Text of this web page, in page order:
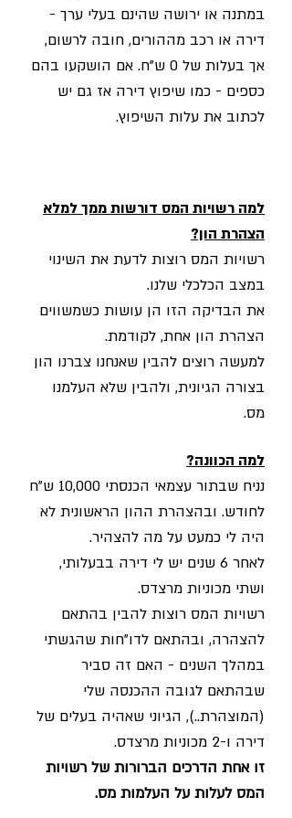
במתנה או ירושה שהינם בעלי ערך -
דירה או רכב מההורים, חובה לרשום,
אך בעלות של 0 ש"ח. אם הושקעו בהם
כספים - כמו שיפוץ דירה אז גם יש
לכתוב את עלות השיפוץ.
למה רשויות המס דורשות ממך למלא
הצהרת הון?
רשויות המס רוצות לדעת את השינוי
במצב הכלכלי שלנו.
את הבדיקה הזו הן עושות כשמשווים
הצהרת הון אחת, לקודמת.
למעשה רוצים להבין שאנחנו צברנו הון
בצורה הגיונית, ולהבין שלא העלמנו
מס.
למה הכוונה?
נניח שבתור עצמאי הכנסתי 10,000 ש"ח
לחודש. ובהצהרת ההון הראשונית לא
היה לי כמעט על מה להצהיר.
לאחר 6 שנים יש לי דירה בבעלותי,
ושתי מכוניות מרצדס.
רשויות המס רוצות להבין בהתאם
להצהרה, ובהתאם לדו"חות שהגשתי
במהלך השנים - האם זה סביר
שבהתאם לגובה ההכנסה שלי
(המוצהרת..), הגיוני שאהיה בעלים של
דירה ו-2 מכוניות מרצדס.
זו אחת הדרכים הברורות של רשויות
המס לעלות על העלמות מס.